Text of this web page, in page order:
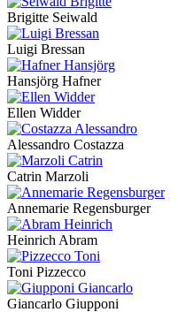
Brigitte Seiwald
Luigi Bressan
Hansjörg Hafner
Ellen Widder
Alessandro Costazza
Catrin Marzoli
Annemarie Regensburger
Heinrich Abram
Toni Pizzecco
Giancarlo Giupponi